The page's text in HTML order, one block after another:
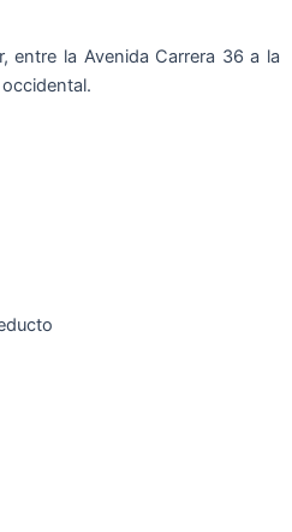
entre la Avenida Carrera 36 a la